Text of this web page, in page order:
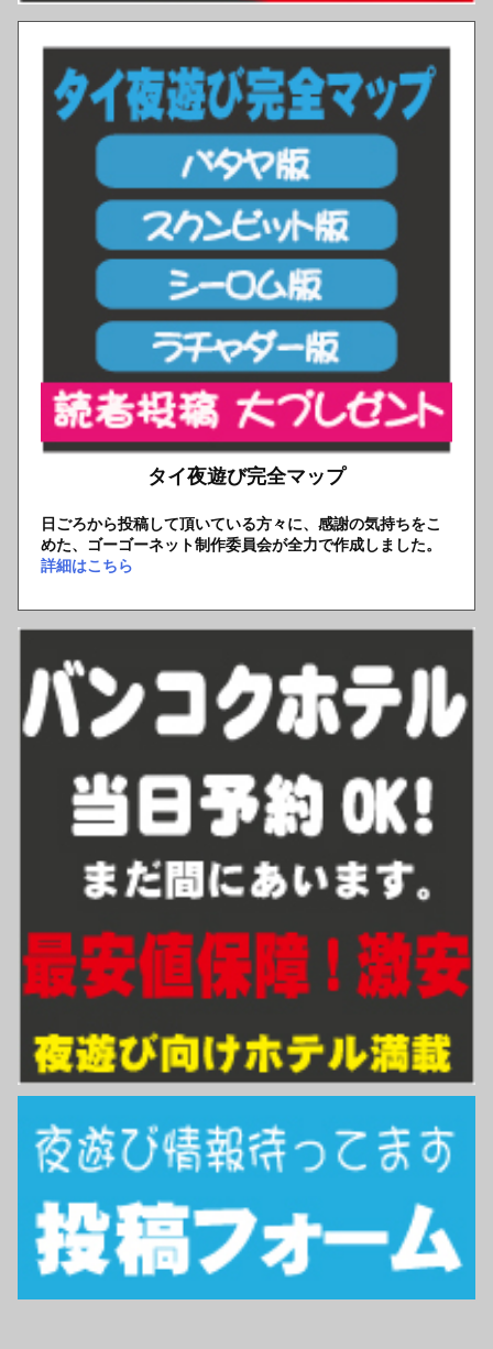
タイ夜遊び完全マップ
日ごろから投稿して頂いている方々に、感謝の気持ちをこ
めた、ゴーゴーネット制作委員会が全力で作成しました。
詳細はこちら